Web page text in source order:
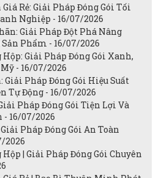
Giá Rẻ: Giải Pháp Đóng Gói Tối
Nghiệp - 16/07/2026
Giải Pháp Đột Phá Nâng
Phẩm - 16/07/2026
Hộp: Giải Pháp Đóng Gói Xanh,
- 16/07/2026
Giải Pháp Đóng Gói Hiệu Suất
Tự Động - 16/07/2026
Pháp Đóng Gói Tiện Lợi Và
- 16/07/2026
Pháp Đóng Gói An Toàn
2026
Hộp | Giải Pháp Đóng Gói Chuyên